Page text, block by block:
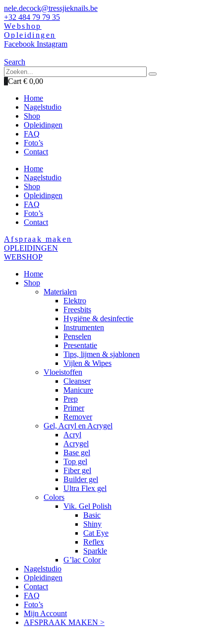
nele.decock@tressjieknails.be
+32 484 79 79 35
Webshop
Opleidingen
Facebook Instagram
Search
0Cart € 0,00
Home
Nagelstudio
Shop
Opleidingen
FAQ
Foto’s
Contact
Home
Nagelstudio
Shop
Opleidingen
FAQ
Foto’s
Contact
Afspraak maken
OPLEIDINGEN
WEBSHOP
Home
Shop
Materialen
Elektro
Freesbits
Hygiëne & desinfectie
Instrumenten
Penselen
Presentatie
Tips, lijmen & sjablonen
Vijlen & Wipes
Vloeistoffen
Cleanser
Manicure
Prep
Primer
Remover
Gel, Acryl en Acrygel
Acryl
Acrygel
Base gel
Top gel
Fiber gel
Builder gel
Ultra Flex gel
Colors
Vik. Gel Polish
Basic
Shiny
Cat Eye
Reflex
Sparkle
G’lac Color
Nagelstudio
Opleidingen
Contact
FAQ
Foto’s
Mijn Account
AFSPRAAK MAKEN >